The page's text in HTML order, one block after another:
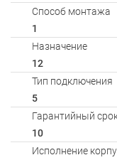
Способ монтажа
1
Назначение
12
Тип подключения
5
Гарантийный
10
Исполнение